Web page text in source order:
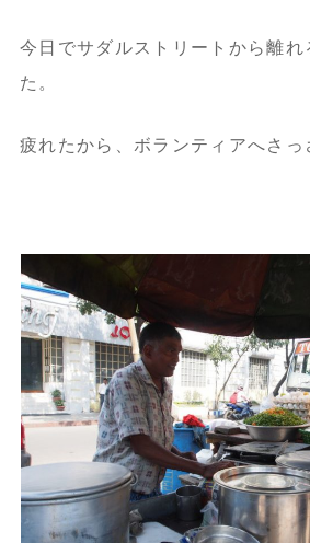
今日でサダルストリートから離れ
た。
疲れたから、ボランティアへさっ